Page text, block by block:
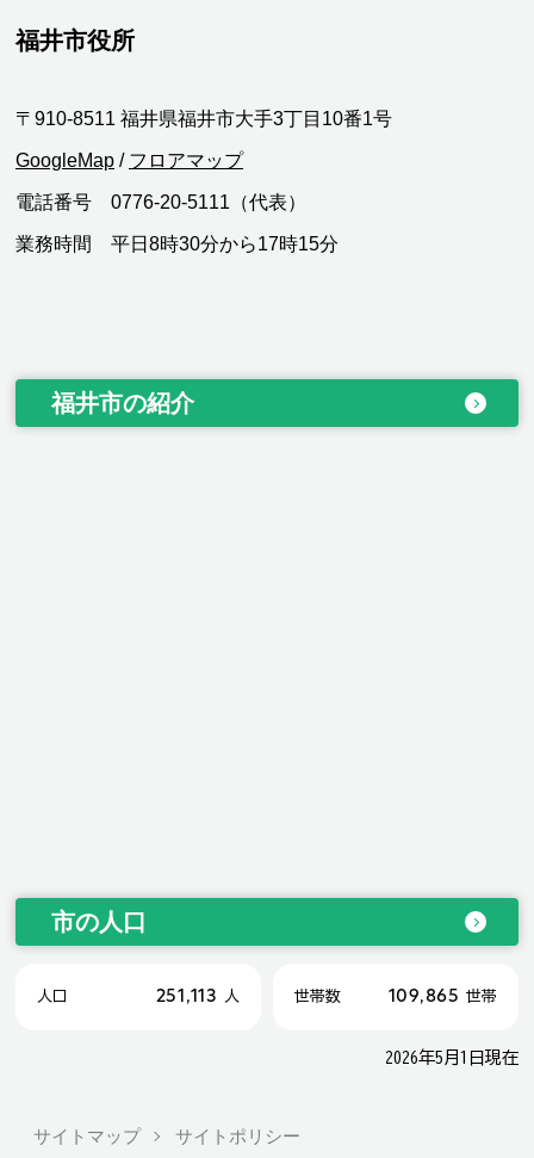
福井市役所
〒910-8511 福井県福井市大手3丁目10番1号
GoogleMap / フロアマップ
電話番号 0776-20-5111（代表）
業務時間 平日8時30分から17時15分
福井市の紹介
市の人口
人口 251,113 人 世帯数 109,865 世帯
2026年5月1日現在
サイトマップ サイトポリシー